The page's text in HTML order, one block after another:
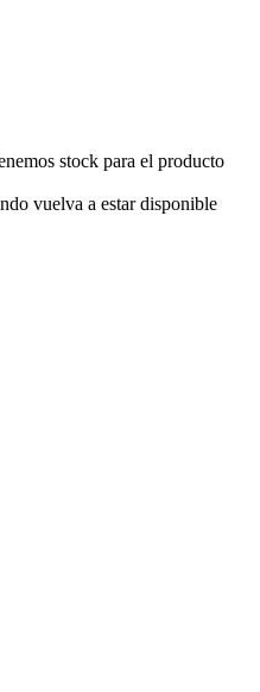
stock para el producto
vuelva a estar disponible